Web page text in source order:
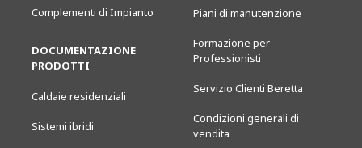
Complementi di Impianto
DOCUMENTAZIONE
PRODOTTI
Caldaie residenziali
Sistemi ibridi
Piani di manutenzione
Formazione per
Professionisti
Servizio Clienti Beretta
Condizioni generali di
vendita